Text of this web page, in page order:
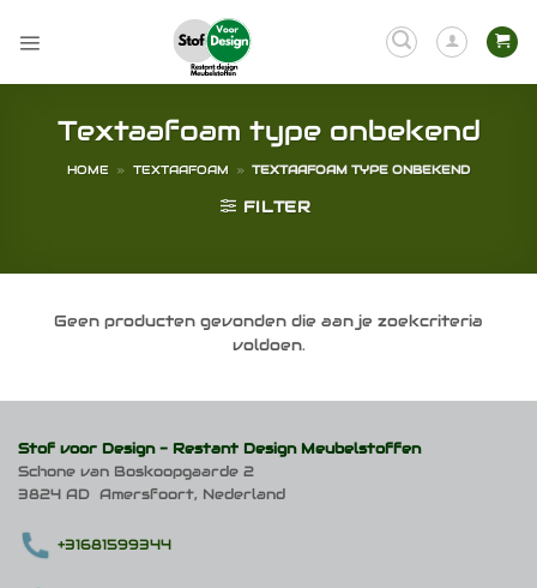
naar
Textaafoam type onbekend
HOME » TEXTAAFOAM » TEXTAAFOAM TYPE ONBEKEND
FILTER
Geen producten gevonden die aan je zoekcriteria
voldoen.
Stof voor Design - Restant Design Meubelstoffen
Schone van Boskoopgaarde 2
3824 AD Amersfoort, Nederland
+31681599344